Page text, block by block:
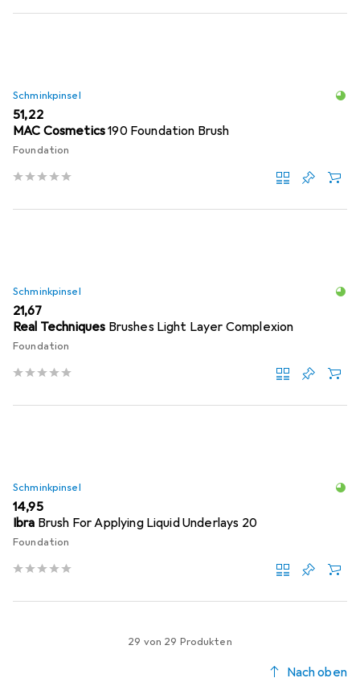
Schminkpinsel
EUR
51,22
MAC Cosmetics190 Foundation Brush
Foundation
Schminkpinsel
EUR
21,67
Real Techniques Brushes Light Layer Complexion
Foundation
Schminkpinsel
EUR
14,95
Ibra Brush For Applying Liquid Underlays 20
Foundation
29 von 29 Produkten
Nach oben